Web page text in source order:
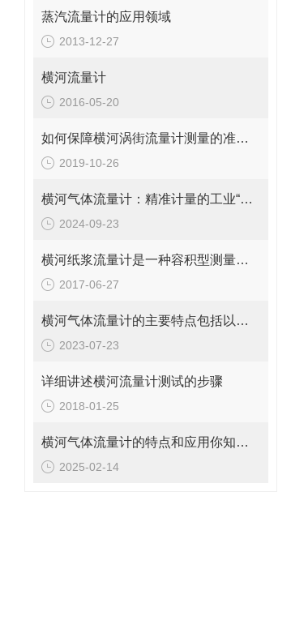
蒸汽流量计的应用领域
2013-12-27
横河流量计
2016-05-20
如何保障横河涡街流量计测量的准确性呢？请看这里
2019-10-26
横河气体流量计：精准计量的工业“气流导师”
2024-09-23
横河纸浆流量计是一种容积型测量仪表
2017-06-27
横河气体流量计的主要特点包括以下几个方面
2023-07-23
详细讲述横河流量计测试的步骤
2018-01-25
横河气体流量计的特点和应用你知道吗？
2025-02-14